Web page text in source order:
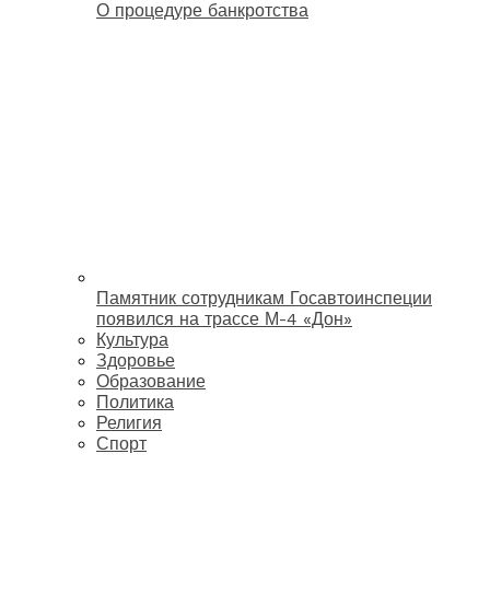
О процедуре банкротства
Памятник сотрудникам Госавтоинспеции
появился на трассе М-4 «Дон»
Культура
Здоровье
Образование
Политика
Религия
Спорт